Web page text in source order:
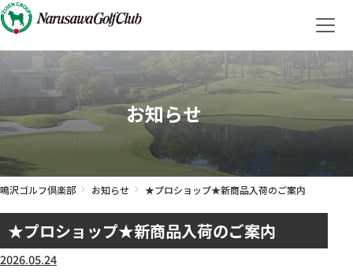
お知らせ
鳴沢ゴルフ倶楽部 お知らせ ★プロショップ★新商品入荷のご案内
★プロショップ★新商品入荷のご案内
2026.05.24